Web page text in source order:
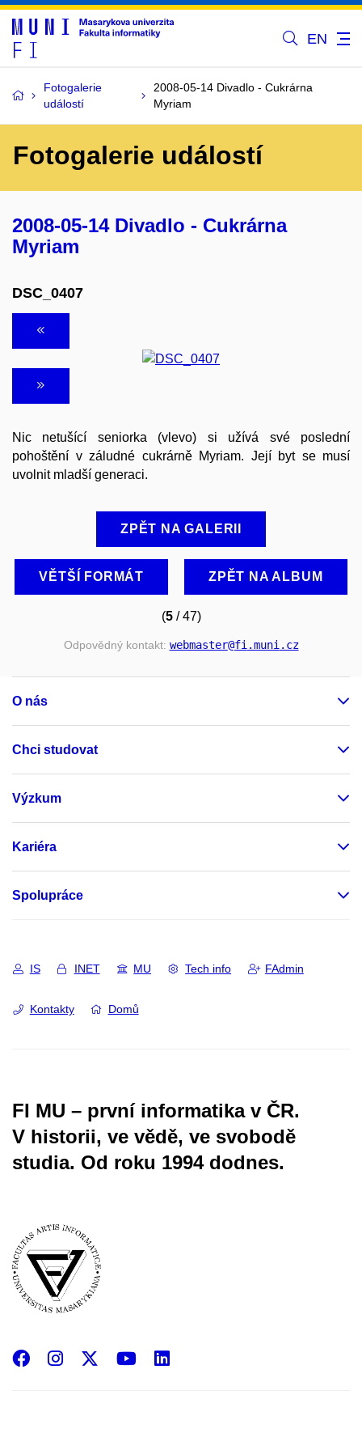
EN
Fotogalerie
událostí
2008-05-14 Divadlo - Cukrárna
Myriam
Fotogalerie událostí
2008-05-14 Divadlo - Cukrárna
Myriam
DSC_0407
Nic netušící seniorka (vlevo) si užívá své poslední
pohoštění v záludné cukrárně Myriam. Její byt se musí
uvolnit mladší generaci.
ZPĚT NA GALERII
VĚTŠÍ FORMÁT ZPĚT NA ALBUM
(5/ 47)
Odpovědný kontakt: webmaster@fi .muni .cz
O nás
Chci studovat
Výzkum
Kariéra
Spolupráce
IS INET MU Tech info FAdmin
Kontakty Domů
FI MU – první informatika v ČR.
V historii, ve vědě, ve svobodě
studia. Od roku 1994 dodnes.
Facebook
InstagramYouTube